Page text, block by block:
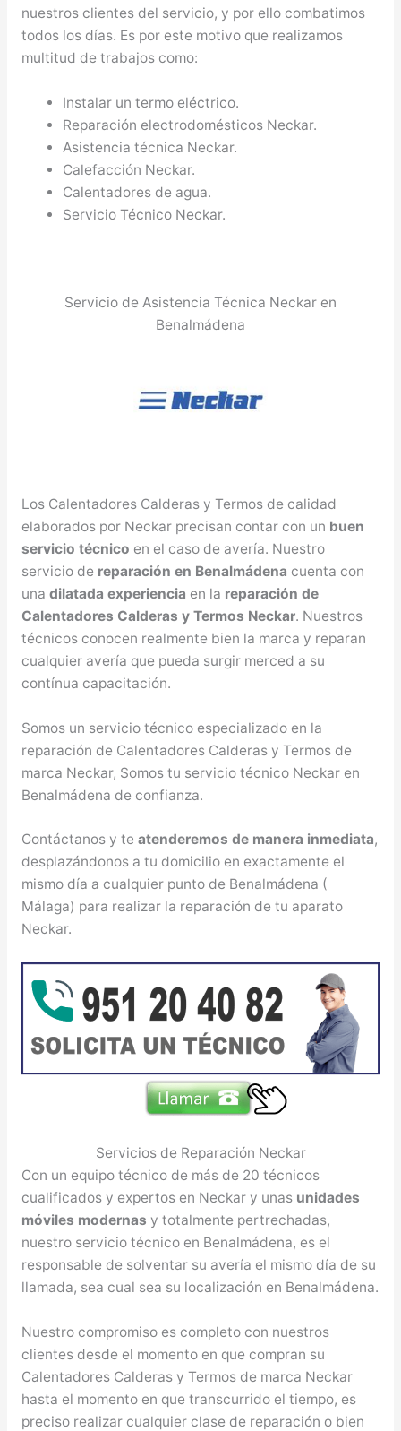
nuestros clientes del servicio, y por ello combatimos
todos los días. Es por este motivo que realizamos
multitud de trabajos como:
Instalar un termo eléctrico.
Reparación electrodomésticos Neckar.
Asistencia técnica Neckar.
Calefacción Neckar.
Calentadores de agua.
Servicio Técnico Neckar.
Servicio de Asistencia Técnica Neckar en
Benalmádena
Los Calentadores Calderas y Termos de calidad
elaborados por Neckar precisan contar con un buen
servicio técnico en el caso de avería. Nuestro
servicio de reparación en Benalmádena cuenta con
una dilatada experiencia en la reparación de
Calentadores Calderas y Termos Neckar. Nuestros
técnicos conocen realmente bien la marca y reparan
cualquier avería que pueda surgir merced a su
contínua capacitación.
Somos un servicio técnico especializado en la
reparación de Calentadores Calderas y Termos de
marca Neckar, Somos tu servicio técnico Neckar en
Benalmádena de confianza.
Contáctanos y te atenderemos de manera inmediata,
desplazándonos a tu domicilio en exactamente el
mismo día a cualquier punto de Benalmádena (
Málaga) para realizar la reparación de tu aparato
Neckar.
Servicios de Reparación Neckar
Con un equipo técnico de más de 20 técnicos
cualificados y expertos en Neckar y unas unidades
móviles modernas y totalmente pertrechadas,
nuestro servicio técnico en Benalmádena, es el
responsable de solventar su avería el mismo día de su
llamada, sea cual sea su localización en Benalmádena.
Nuestro compromiso es completo con nuestros
clientes desde el momento en que compran su
Calentadores Calderas y Termos de marca Neckar
hasta el momento en que transcurrido el tiempo, es
preciso realizar cualquier clase de reparación o bien